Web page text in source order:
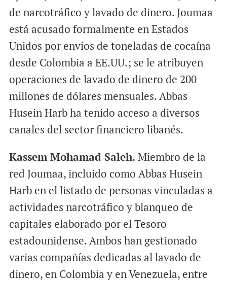
de narcotráfico y lavado de dinero. Joumaa
está acusado formalmente en Estados
Unidos por envíos de toneladas de cocaína
desde Colombia a EE.UU.; se le atribuyen
operaciones de lavado de dinero de 200
millones de dólares mensuales. Abbas
Husein Harb ha tenido acceso a diversos
canales del sector financiero libanés.
Kassem Mohamad Saleh. Miembro de la
red Joumaa, incluido como Abbas Husein
Harb en el listado de personas vinculadas a
actividades narcotráfico y blanqueo de
capitales elaborado por el Tesoro
estadounidense. Ambos han gestionado
varias compañías dedicadas al lavado de
dinero, en Colombia y en Venezuela, entre